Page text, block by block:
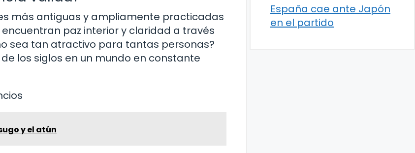
más antiguas y ampliamente practicadas
paz interior y claridad a través
sea tan atractivo para tantas personas?
los siglos en un mundo en constante
y el atún
España cae ante Japón
en el partido